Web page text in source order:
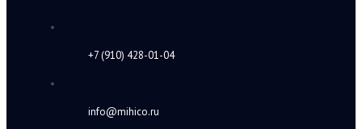
+7 (910) 428-01-04
info@mihico.ru